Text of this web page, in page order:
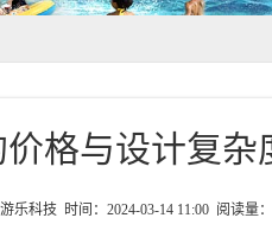
格与设计复杂
乐科技 时间：2024-03-14 11:00 阅读量：